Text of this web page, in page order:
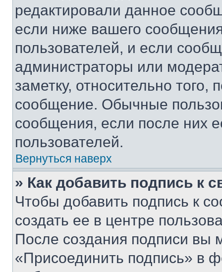
редактировали данное
если ниже вашего
пользователей, и если
администраторы или
заметку, относительно
сообщение. Обычные
сообщения, если после них
пользователей.
Вернуться наверх
» Как добавить подпись к
Чтобы добавить подпись к
создать ее в центре
После создания подписи вы
«Присоединить подпись» в